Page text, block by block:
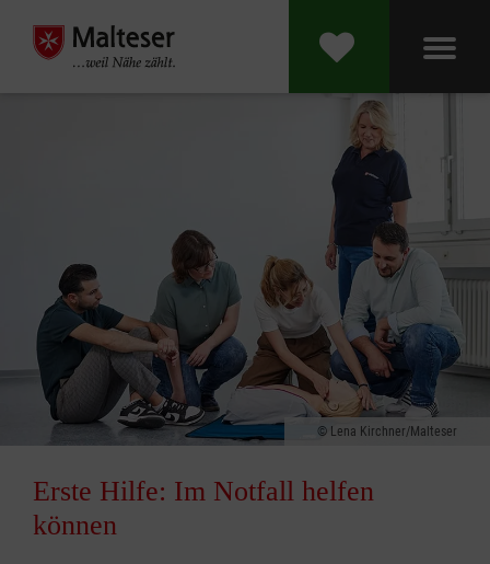
Lena Kirchner/Malteser
Erste Hilfe: Im Notfall helfen
können